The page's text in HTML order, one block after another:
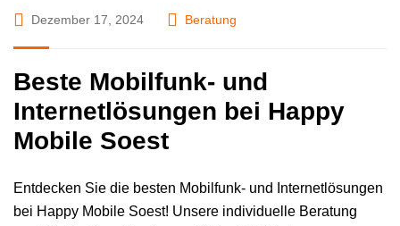
Dezember 17, 2024 Beratung
Beste Mobilfunk- und
Internetlösungen bei Happy
Mobile Soest
Entdecken Sie die besten Mobilfunk- und Internetlösungen
bei Happy Mobile Soest! Unsere individuelle Beratung